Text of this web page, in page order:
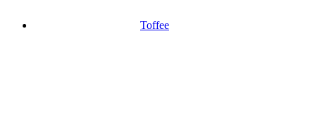
Toffee